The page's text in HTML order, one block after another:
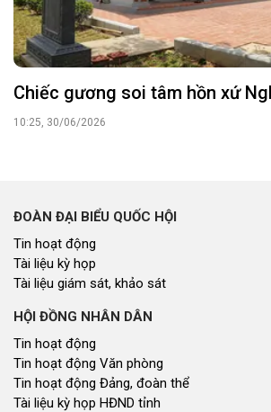
Chiếc gương soi tâm hồn xứ
10:25, 30/06/2026
ĐOÀN ĐẠI BIỂU QUỐC HỘI
Tin hoạt động
Tài liệu kỳ họp
Tài liệu giám sát, khảo sát
HỘI ĐỒNG NHÂN DÂN
Tin hoạt động
Tin hoạt động Văn phòng
Tin hoạt động Đảng, đoàn thể
Tài liệu kỳ họp HĐND tỉnh